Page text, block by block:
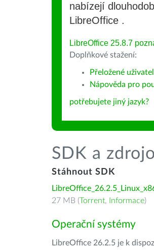
nabízejí
LibreOffice .
LibreOffice 25.8.7
Doplňkové stažení:
Přeložené
Nápověda pro
potřebujete jiný jazyk?
SDK a
Stáhnout SDK
27 MB (Torrent, Informace)
Operační systémy
LibreOffice 26.2.5 je k